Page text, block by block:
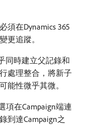
須在Dynamics 365
更追蹤。
同時建立父記錄和
處理整合，將新子
能性微乎其微。
項在Campaign端連
到達Campaign之